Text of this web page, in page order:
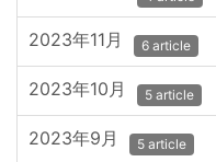
2023年11月 6 article
2023年10月 5 article
2023年9月 5 article